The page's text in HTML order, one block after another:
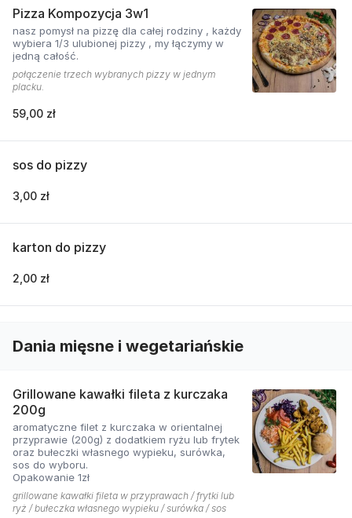
Pizza Kompozycja 3w1
nasz pomysł na pizzę dla całej rodziny , każdy
wybiera 1/3 ulubionej pizzy , my łączymy w
jedną całość.
połączenie trzech wybranych pizzy w jednym
placku.
59,00 zł
sos do pizzy
3,00 zł
karton do pizzy
2,00 zł
Dania mięsne i wegetariańskie
Grillowane kawałki fileta z kurczaka
200g
aromatyczne filet z kurczaka w orientalnej
przyprawie (200g) z dodatkiem ryżu lub frytek
oraz bułeczki własnego wypieku, surówka,
sos do wyboru.
Opakowanie 1zł
grillowane kawałki fileta w przyprawach / frytki lub
ryż / bułeczka własnego wypieku / surówka / sos